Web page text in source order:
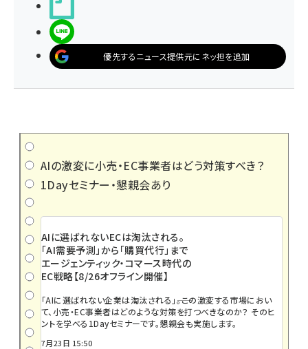
優先するニュース提供元にネッ担を追加
AIの激変に小売・EC事業者はどう対策すべき？
1Dayセミナー・懇親会あり
AIに選ばれないECは淘汰される。
「AI需要予測」から「購買代行」まで
エージェンティック・コマース時代の
EC戦略【8/26オフライン開催】
「AIに選ばれない企業は淘汰される」――。この激変する市場におい
て、小売・EC事業者はどのような対策を打つべきなのか？ そのヒ
ントを学べる1Dayセミナーです。懇親会も実施します。
7月23日 15:50